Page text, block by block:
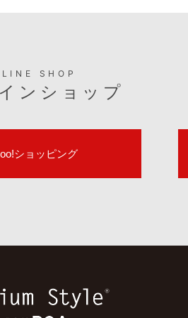
SHOP
ンショップ
ショッピング